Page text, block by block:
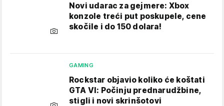
Novi udarac za gejmere: Xbox
konzole treći put poskupele, cene
skočile i do 150 dolara!
GAMING
Rockstar objavio koliko će koštati
GTA VI: Počinju prednarudžbine,
stigli i novi skrinšotovi